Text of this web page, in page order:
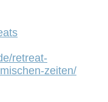
retreat-
zeiten/